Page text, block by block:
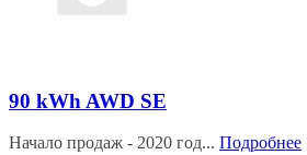
90 kWh AWD SE
Начало продаж - 2020 год... Подробнее